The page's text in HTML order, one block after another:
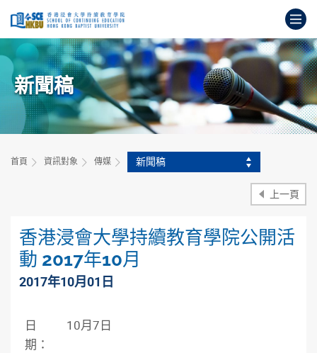
內
打
始
新聞稿
首頁 資訊對象 傳媒 新聞稿
上一頁
香港浸會大學持續教育學院公開活
動 2017年10月
2017年10月01日
日
期：
10月7日